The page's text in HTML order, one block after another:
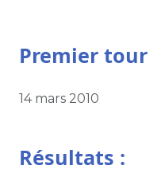
Premier tour
14 mars 2010
Résultats :